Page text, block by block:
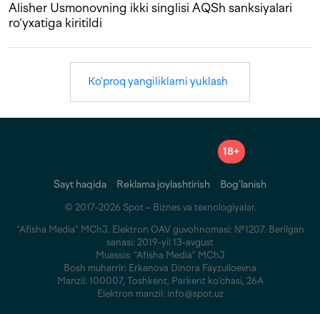
Alisher Usmonovning ikki singlisi AQSh sanksiyalari
ro‘yxatiga kiritildi
Ko'proq yangiliklarni yuklash
18+
Sayt haqida Reklama joylashtirish Bog‘lanish
© 2017-2026 Spot – Biznes va texnologiyalar.
“Afisha Media” MChJ. Elektron OAV guvohnomasi: №1207. Berilgan
sanasi: 2019-yil 13-avgust
Muassis: “Afisha Media” MChJ
Bosh muharrir: Erkenova Dinora Fayzulloevna
Manzil: 100007, Toshkent, Parkent ko‘chasi, 26A
Elektron manzil: info@spot.uz